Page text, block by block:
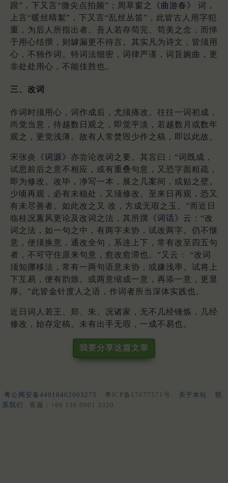
跟”，下又言“微尖点拍频”；周草窗之
《曲游春》
词，
上言“暖丝晴絮”，下又言“乱丝丛笛”，此皆古人用字犯
重，为后人所指出者。吾人若存苟完、苟美之念，而惮
于用心结撰，则罅漏更不待言。其实凡为诗文，皆须用
心，不独作词。特词法细密，词律严谨，词旨婉曲，更
非处处用心，不能佳胜也。
三、改词
作词时须用心，词作成后，尤须痛改。往往一词初成，
尚觉当意，待越数日观之，即觉平淡，若越数月或数年
观之，更觉浅薄。故有人常焚毁少作之稿，即以此故。
宋张炎 《词源》 亦尝论改词之要。其言曰：“词既成，
试思前后之意不相应，或有重叠句意，又恐字面粗疏，
即为修改。改毕，净写一本，展之几案间，或贴之壁。
少顷再观，必有未稳处，又须修改。至来日再观，恐又
有未尽善者。如此改之又 改，方成无瑕之玉。”而近日
临桂况蕙风更论及改词之法，其所撰
《词话》 云：“改
词之法，如一句之中，有两字未协，试改两字。仍不惬
意，便须换意，通改全句，系连上下，常有改至四五句
者，不可守住原来句意，愈改愈滞也。”又云： “改词
须知挪移法，常有一两句语意未协，或嫌浅率。试将上
下互易，便有韵致。或两意缩成一意，再添一意，更显
厚。”此皆金针度人之语，作词者所当深体实践也。
近日词人若王、郑、朱、况诸家，无不几经锤炼，几经
修改，始存定稿。未有出手无瑕，一成不易也。
我要分享这篇文章
粤公网安备44010402003275 粤ICP备17077571号 关于本站
联
系我们
客服：+86 136 0901 3320